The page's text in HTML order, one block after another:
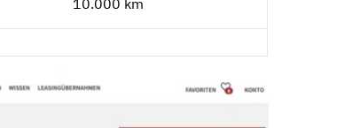
10.000 km